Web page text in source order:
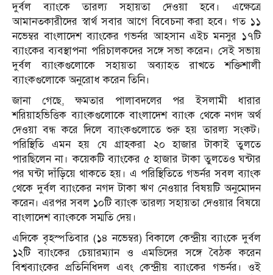
দুর্বল ব্যাংকে তারল্য সহায়তা দেওয়া হবে। এক্ষেত্রে
আমানতকারীদের স্বার্থ সবার আগে বিবেচনা করা হবে। গত ১১
নভেম্বর বাংলাদেশ ব্যাংকের গভর্নর আহসান এইচ মনসুর ১৭টি
ব্যাংকের ব্যবস্থাপনা পরিচালকদের সঙ্গে সভা করেন। সেই সভায়
দুর্বল ব্যাংকগুলোকে সহায়তা অব্যাহত রাখতে শক্তিশালী
ব্যাংকগুলোকে অনুরোধ করেন তিনি।
জানা গেছে, ক্ষমতার পালাবদলের পর ইসলামী ধারার
শরিয়াহভিত্তিক ব্যাংকগুলোকে বাংলাদেশ ব্যাংক থেকে নগদ অর্থ
দেওয়া বন্ধ করে দিলে ব্যাংকগুলোতে শুরু হয় তারল্য সংকট।
পরিস্থিতি এমন হয় যে গ্রাহকরা ২০ হাজার টাকাই তুলতে
পারছিলেন না। কয়েকটি ব্যাংকের ৫ হাজার টাকা তুলতেও ঘন্টার
পর ঘন্টা দাঁড়িয়ে থাকতে হয়। এ পরিস্থিতিতে গভর্নর সবল ব্যাংক
থেকে দুর্বল ব্যাংকের নগদ টাকা ঋণ নেওয়ার বিষয়টি অনুমোদন
করেন। এরপর সবল ১০টি ব্যাংক তারল্য সহায়তা দেওয়ার বিষয়ে
বাংলাদেশ ব্যাংককে সম্মতি দেয়।
এদিকে বৃহস্পতিবার (১৪ নভেম্বর) বিকালে কেন্দ্রীয় ব্যাংকে দুর্বল
১২টি ব্যাংকের চেয়ারম্যান ও এমডিদের সঙ্গে বৈঠক করেন
বিশ্বব্যাংকের প্রতিনিধিদল এবং কেন্দ্রীয় ব্যাংকের গভর্নর। ওই